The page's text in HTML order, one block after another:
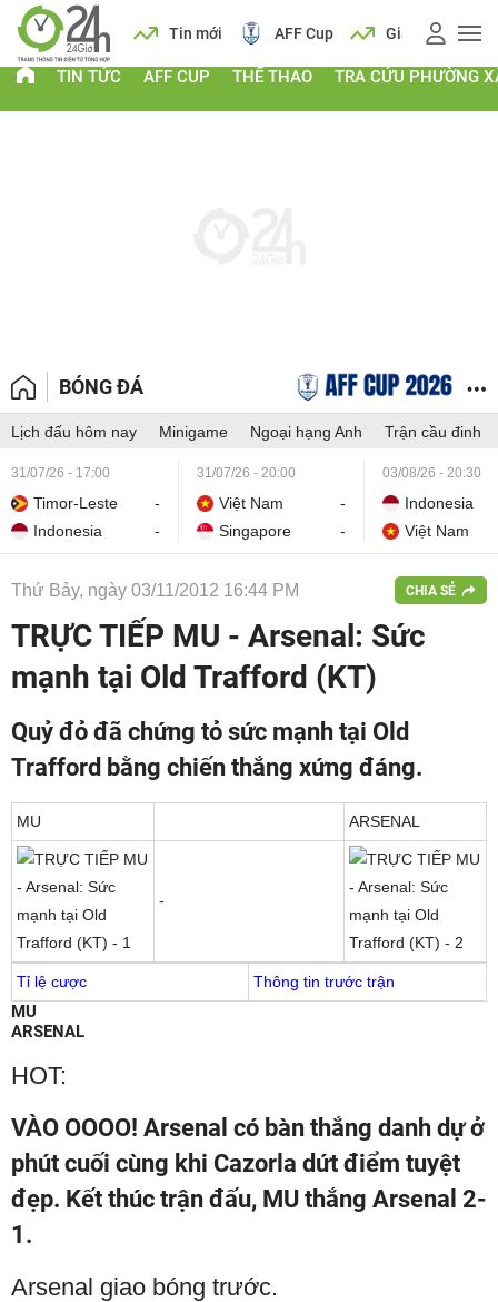
Lịch Tin mới AFF Cup Giá vàng
TIN TỨC AFF CUP THỂ THAO TRA CỨU PHƯỜNG
BÓNG ĐÁ
Lịch đấu hôm nay Minigame Ngoại hạng Anh Trận cầu đinh
31/07/26 - 17:00
Timor-Leste
-
Indonesia
-
31/07/26 - 20:00
Việt Nam
-
Singapore
-
03/08/26 - 20:30
Indonesia
Việt Nam
Thứ Bảy, ngày 03/11/2012 16:44 PM CHIA SẺ
TRỰC TIẾP MU - Arsenal: Sức
mạnh tại Old Trafford (KT)
Quỷ đỏ đã chứng tỏ sức mạnh tại Old
Trafford bằng chiến thắng xứng đáng.
MU ARSENAL
-
Tỉ lệ cược Thông tin trước trận
MU
ARSENAL
HOT:
VÀO OOOO! Arsenal có bàn thắng danh dự ở
phút cuối cùng khi Cazorla dứt điểm tuyệt
đẹp. Kết thúc trận đấu, MU thắng Arsenal 2-
1.
Arsenal giao bóng trước.